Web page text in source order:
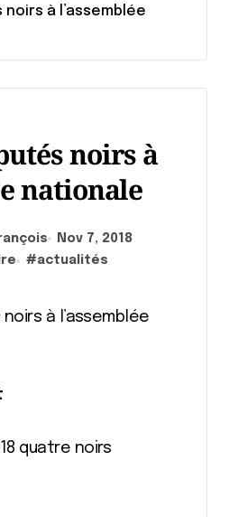
à l’assemblée
noirs à
nationale
Nov 7, 2018
#actualités